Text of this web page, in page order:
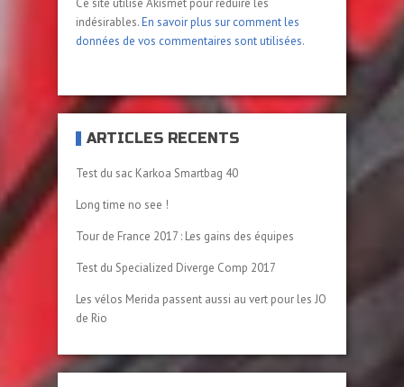
Ce site utilise Akismet pour réduire les
indésirables.En savoir plus sur comment les
données de vos commentaires sont utilisées.
ARTICLES RÉCENTS
Test du sac Karkoa Smartbag 40
Long time no see !
Tour de France 2017 : Les gains des équipes
Test du Specialized Diverge Comp 2017
Les vélos Merida passent aussi au vert pour les JO
de Rio